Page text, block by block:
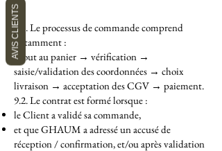
9.1. Le processus de commande comprend
notamment :
Ajout au panier → vérification →
saisie/validation des coordonnées → choix
livraison → acceptation des CGV → paiement.
9.2. Le contrat est formé lorsque :
le Client a validé sa commande,
et que GHAUM a adressé un accusé de
réception / confirmation, et/ou après validation
AVIS CLIENTS